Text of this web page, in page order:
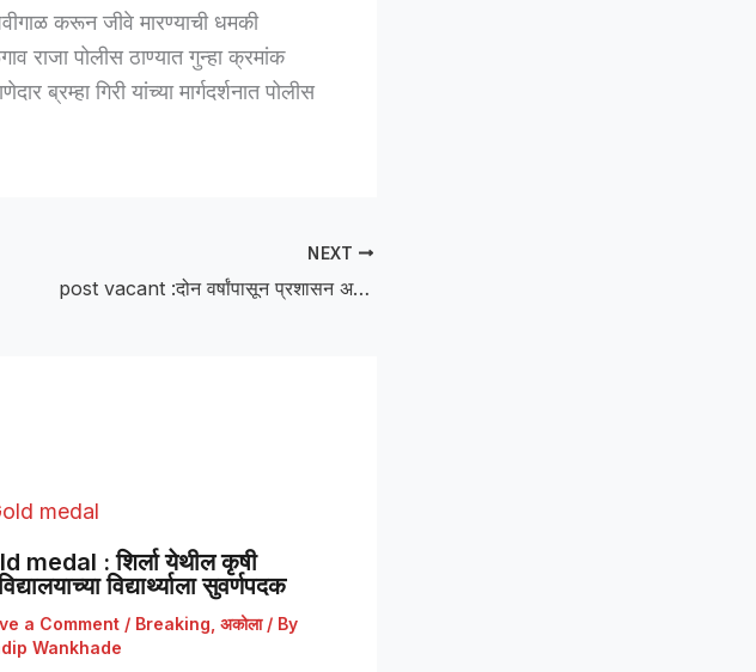
करून जीवे मारण्याची धमकी
राजा पोलीस ठाण्यात गुन्हा क्रमांक
गिरी यांच्या मार्गदर्शनात पोलीस
NEXT
post vacant :दोन वर्षांपासून प्रशासन अधिकारी पद रिक्त; पाणीपुरवठा, स्वच्छता आणि नागरी सेवांचा बोजवारा
medal : शिर्ला येथील कृषी
विद्यार्थ्याला सुवर्णपदक
a Comment / Breaking अकोला/ By
Wankhade